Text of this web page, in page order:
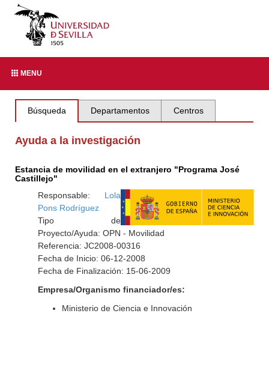
MENU
Búsqueda Departamentos Centros
Ayuda a la investigación
Estancia de movilidad en el extranjero "Programa José
Castillejo"
Responsable: Lola
Pons Rodríguez
Tipo de
Proyecto/Ayuda: OPN - Movilidad
Referencia: JC2008-00316
Fecha de Inicio: 06-12-2008
Fecha de Finalización: 15-06-2009
Empresa/Organismo financiador/es:
Ministerio de Ciencia e Innovación